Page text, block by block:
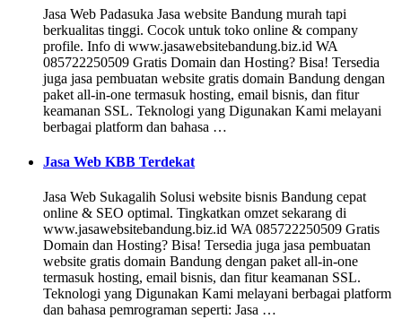
Jasa Web Padasuka Jasa website Bandung murah tapi
berkualitas tinggi. Cocok untuk toko online & company
profile. Info di www.jasawebsitebandung.biz.id WA
085722250509 Gratis Domain dan Hosting? Bisa! Tersedia
juga jasa pembuatan website gratis domain Bandung dengan
paket all-in-one termasuk hosting, email bisnis, dan fitur
keamanan SSL. Teknologi yang Digunakan Kami melayani
berbagai platform dan bahasa …
Jasa Web KBB Terdekat
Jasa Web Sukagalih Solusi website bisnis Bandung cepat
online & SEO optimal. Tingkatkan omzet sekarang di
www.jasawebsitebandung.biz.id WA 085722250509 Gratis
Domain dan Hosting? Bisa! Tersedia juga jasa pembuatan
website gratis domain Bandung dengan paket all-in-one
termasuk hosting, email bisnis, dan fitur keamanan SSL.
Teknologi yang Digunakan Kami melayani berbagai platform
dan bahasa pemrograman seperti: Jasa …